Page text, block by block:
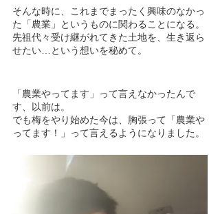
そんな時に、これまでまったく興味のなかっ
た「農業」というものに関わることになる。
先祖代々受け継がれてきた土地を、生き返ら
せたい…という想いを秘めて。
「農業やってます」って言えなかったんで
す、以前は。
でも梅をやり始めた今は、胸張って「農業や
ってます！」って言えるようになりました。